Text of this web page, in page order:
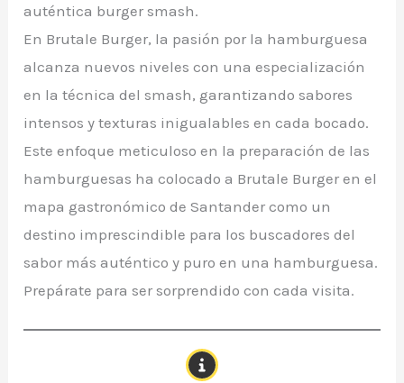
auténtica burger smash.
En Brutale Burger, la pasión por la hamburguesa
alcanza nuevos niveles con una especialización
en la técnica del smash, garantizando sabores
intensos y texturas inigualables en cada bocado.
Este enfoque meticuloso en la preparación de las
hamburguesas ha colocado a Brutale Burger en el
mapa gastronómico de Santander como un
destino imprescindible para los buscadores del
sabor más auténtico y puro en una hamburguesa.
Prepárate para ser sorprendido con cada visita.